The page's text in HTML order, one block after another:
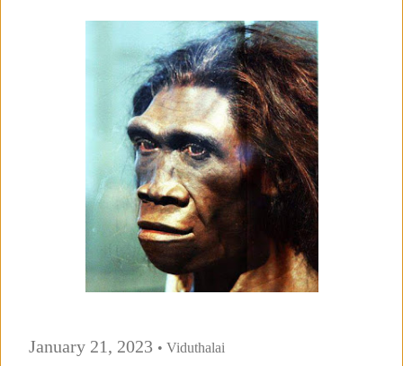
January 21, 2023 • Viduthalai